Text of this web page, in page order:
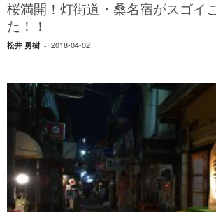
桜満開！灯街道・桑名宿がスゴイ
た！！
松井 勇樹 - 2018-04-02